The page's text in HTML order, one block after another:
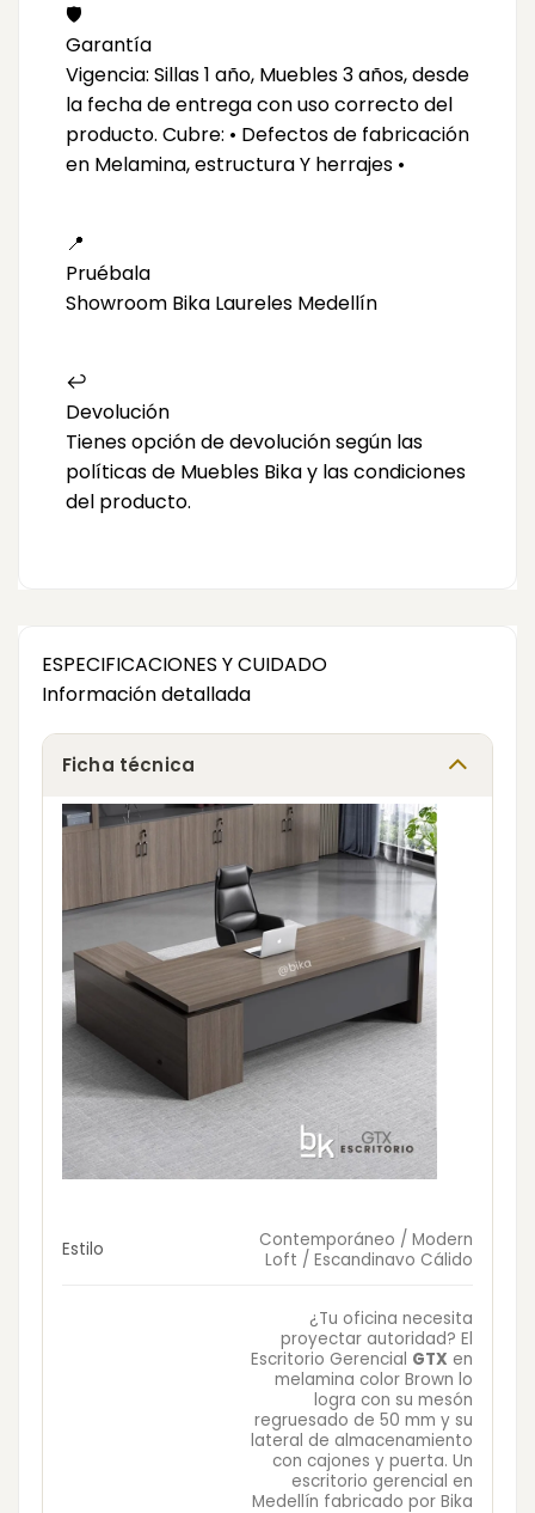
🛡️
Garantía
Vigencia: Sillas 1 año, Muebles 3 años, desde
la fecha de entrega con uso correcto del
producto. Cubre: • Defectos de fabricación
en Melamina, estructura Y herrajes •
📍
Pruébala
Showroom Bika Laureles Medellín
↩️
Devolución
Tienes opción de devolución según las
políticas de Muebles Bika y las condiciones
del producto.
ESPECIFICACIONES Y CUIDADO
Información detallada
Ficha técnica
Estilo
Contemporáneo / Modern
Loft / Escandinavo Cálido
¿Tu oficina necesita
proyectar autoridad? El
Escritorio Gerencial GTX en
melamina color Brown lo
logra con su mesón
regruesado de 50 mm y su
lateral de almacenamiento
con cajones y puerta. Un
escritorio gerencial en
Medellín fabricado por Bika